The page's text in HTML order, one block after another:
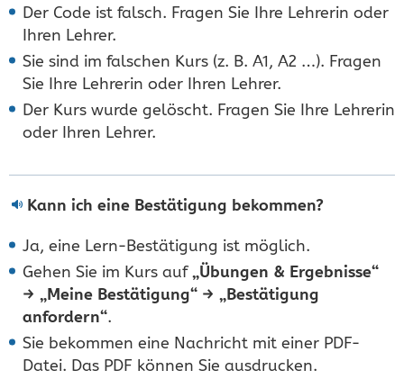
Der Code ist falsch. Fragen Sie Ihre Lehrerin oder
Ihren Lehrer.
Sie sind im falschen Kurs (z. B. A1, A2 …). Fragen
Sie Ihre Lehrerin oder Ihren Lehrer.
Der Kurs wurde gelöscht. Fragen Sie Ihre Lehrerin
oder Ihren Lehrer.
Kann ich eine Bestätigung bekommen?
Ja, eine Lern-Bestätigung ist möglich.
Gehen Sie im Kurs auf„Übungen & Ergebnisse“
→ „Meine Bestätigung“ → „Bestätigung
anfordern“.
Sie bekommen eine Nachricht mit einer PDF-
Datei. Das PDF können Sie ausdrucken.